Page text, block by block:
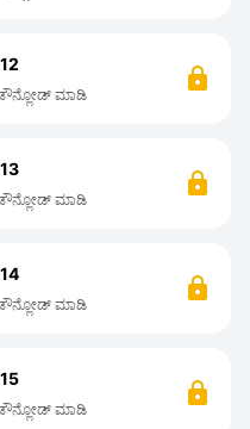
ಡೌನ್ಲೋಡ್ ಮಾಡಿ
ಡೌನ್ಲೋಡ್ ಮಾಡಿ
ಡೌನ್ಲೋಡ್ ಮಾಡಿ
ಡೌನ್ಲೋಡ್ ಮಾಡಿ